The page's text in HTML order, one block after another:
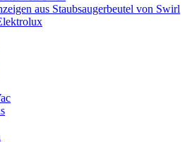
aus Staubsaugerbeutel von Swirl